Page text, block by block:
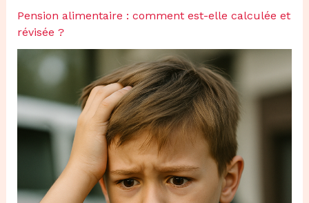
Pension alimentaire : comment est-elle calculée et
révisée ?